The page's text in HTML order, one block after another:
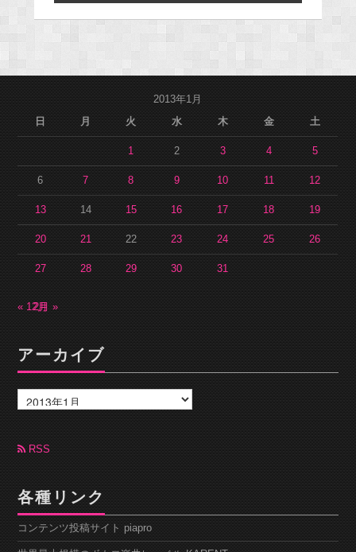
2013年1月
日
月 火 水 木 金 土
1 2 3 4 5
6 7 8 9 10 11 12
13 14 15 16 17 18 19
20 21 22 23 24 25 26
27 28 29 30 31
« 12月2月 »
アーカイブ
ー
カ
ブ RSS
各種リンク
コンテンツ投稿サイト piapro